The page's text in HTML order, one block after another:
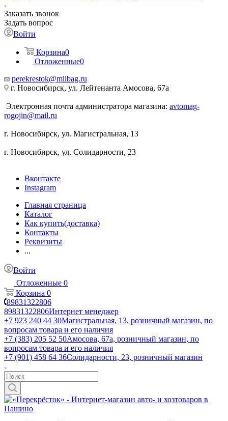
Заказать звонок
Задать вопрос
Войти
Корзина0
Отложенные0
perekrestok@milbag.ru
г. Новосибирск, ул. ​Лейтенанта Амосова, 67а
Электронная почта администратора магазина: avtomag-
rogojin@mail.ru
г. Новосибирск, ул. ​Магистральная, 13
г. Новосибирск, ул. ​Солидарности, 23
Вконтакте
Instagram
Главная страница
Каталог
Как купить(доставка)
Контакты
Реквизиты
...
Войти
Отложенные 0
Корзина 0
89831322806
89831322806Интернет менеджер
+7 923 240 44 30​Магистральная, 13, розничный магазин, по
вопросам товара и его наличия
+7 (383) 205 52 50Амосова, 67а, розничный магазин, по
вопросам товара и его наличия
+7 (901) 458 64 36Солидарности, 23, розничный магазин